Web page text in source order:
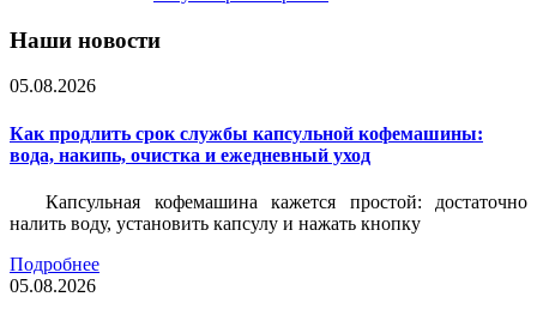
Наши новости
05.08.2026
Как продлить срок службы капсульной кофемашины:
вода, накипь, очистка и ежедневный уход
Капсульная кофемашина кажется простой: достаточно
налить воду, установить капсулу и нажать кнопку
Подробнее
05.08.2026